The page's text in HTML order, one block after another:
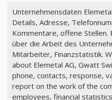
Unternehmensdaten
Details, Adresse,
Kommentare, offene Stellen.
über die Arbeit des
Mitarbeiter, Finanzstatistik.
about Elemetal AG, Gwatt
phone, contacts, response,
report on the work of the
employees, financial